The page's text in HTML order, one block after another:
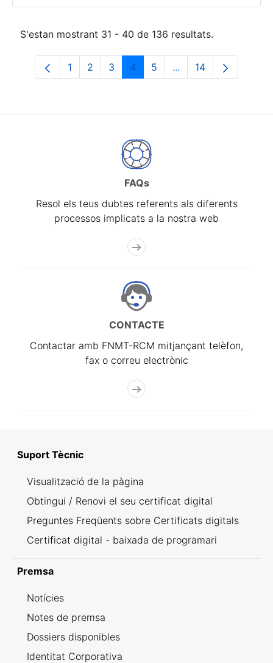
S'estan mostrant 31 - 40 de 136 resultats.
Pàgina
1 Pàgina
2 Pàgina
3 Pàgina
4 Pàgina
5 ...Pàgines intermèdies
Pàgina
14
FAQs
Resol els teus dubtes referents als diferents
processos implicats a la nostra web
CONTACTE
Contactar amb FNMT-RCM mitjançant telèfon,
fax o correu electrònic
Suport Tècnic
Visualització de la pàgina
Obtingui / Renovi el seu certificat digital
Preguntes Freqüents sobre Certificats digitals
Certificat digital - baixada de programari
Premsa
Notícies
Notes de premsa
Dossiers disponibles
Identitat Corporativa